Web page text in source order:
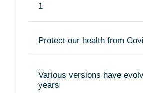
1
Protect our health from
Various versions have
years